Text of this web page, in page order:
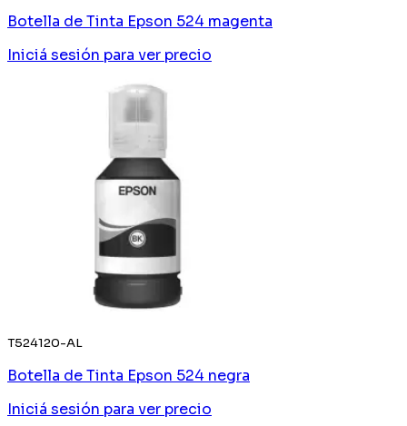
Botella de Tinta Epson 524 magenta
Iniciá sesión para ver precio
T524120-AL
Botella de Tinta Epson 524 negra
Iniciá sesión para ver precio